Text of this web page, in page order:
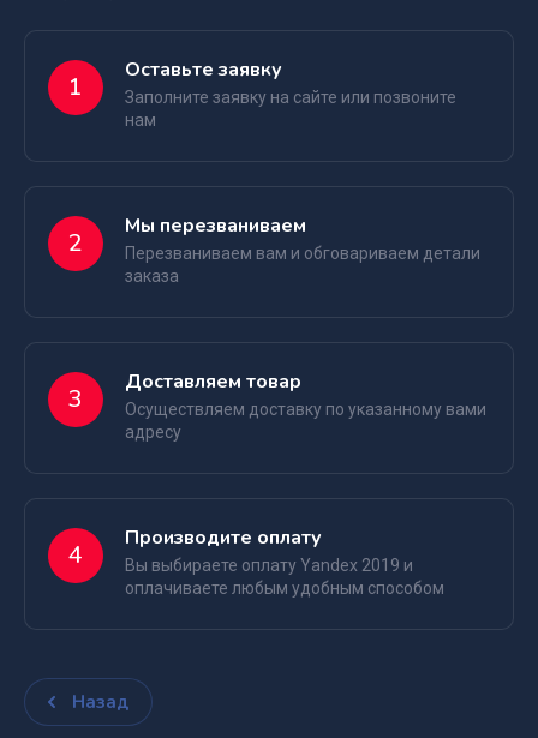
1
Оставьте заявку
Заполните заявку на сайте или позвоните
нам
2
Мы перезваниваем
Перезваниваем вам и обговариваем детали
заказа
3
Доставляем товар
Осуществляем доставку по указанному вами
адресу
4
Производите оплату
Вы выбираете оплату Yandex 2019 и
оплачиваете любым удобным способом
Назад